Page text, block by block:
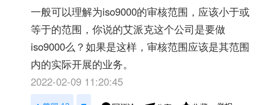
一般可以理解为iso9000的审核范围，应该小于或
等于的范围，你说的艾派克这个公司是要做
iso9000么？如果是这样，审核范围应该是其范围
内的实际开展的业务。
2022-02-09 11:20:45